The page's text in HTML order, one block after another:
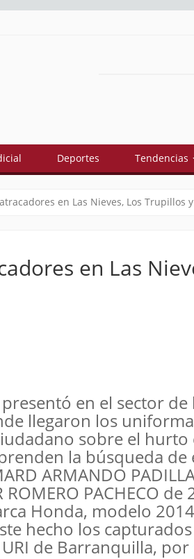
Deportes Tendencias
en Las Nieves, Los Trupillos
en Las
en el sector
llegaron los
sobre el
la búsqueda
ARMANDO
ROMERO PACHECO
Honda, modelo
hecho los
URI de Barranquilla,